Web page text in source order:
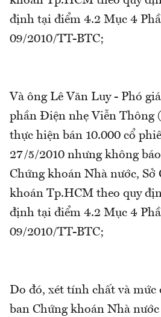
định tại điểm 4.2 Mục 4
09/2010/TT-BTC;
Và ông Lê Văn Luy - Phó
phần Điện nhẹ Viễn Thông
thực hiện bán 10.000 cổ
27/5/2010 nhưng không
Chứng khoán Nhà nước, Sở
khoán Tp.HCM theo quy
định tại điểm 4.2 Mục 4
09/2010/TT-BTC;
Do đó, xét tính chất và mức
ban Chứng khoán Nhà